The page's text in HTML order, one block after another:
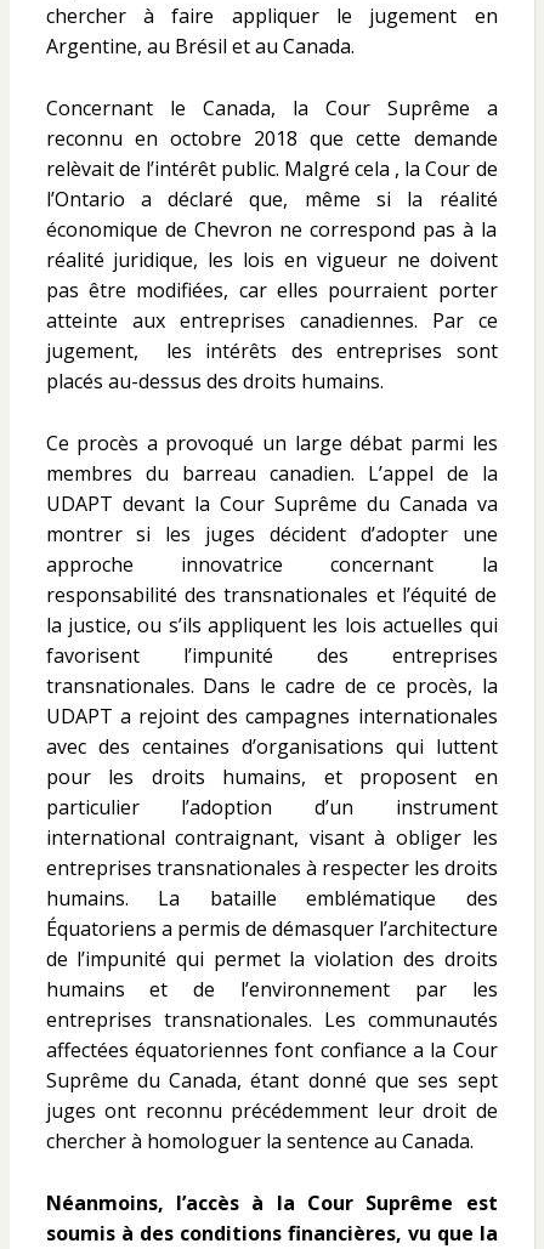
chercher à faire appliquer le jugement en
Argentine, au Brésil et au Canada.
Concernant le Canada, la Cour Suprême a
reconnu en octobre 2018 que cette demande
relèvait de l’intérêt public. Malgré cela , la Cour de
l’Ontario a déclaré que, même si la réalité
économique de Chevron ne correspond pas à la
réalité juridique, les lois en vigueur ne doivent
pas être modifiées, car elles pourraient porter
atteinte aux entreprises canadiennes. Par ce
jugement, les intérêts des entreprises sont
placés au-dessus des droits humains.
Ce procès a provoqué un large débat parmi les
membres du barreau canadien. L’appel de la
UDAPT devant la Cour Suprême du Canada va
montrer si les juges décident d’adopter une
approche innovatrice concernant la
responsabilité des transnationales et l’équité de
la justice, ou s’ils appliquent les lois actuelles qui
favorisent l’impunité des entreprises
transnationales. Dans le cadre de ce procès, la
UDAPT a rejoint des campagnes internationales
avec des centaines d’organisations qui luttent
pour les droits humains, et proposent en
particulier l’adoption d’un instrument
international contraignant, visant à obliger les
entreprises transnationales à respecter les droits
humains. La bataille emblématique des
Équatoriens a permis de démasquer l’architecture
de l’impunité qui permet la violation des droits
humains et de l’environnement par les
entreprises transnationales. Les communautés
affectées équatoriennes font confiance a la Cour
Suprême du Canada, étant donné que ses sept
juges ont reconnu précédemment leur droit de
chercher à homologuer la sentence au Canada.
Néanmoins, l’accès à la Cour Suprême est
soumis à des conditions financières, vu que la